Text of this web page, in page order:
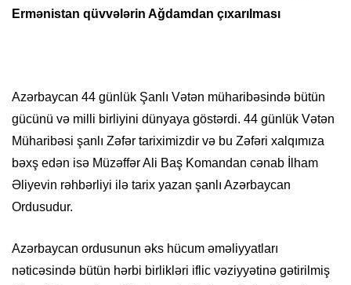
Ermənistan qüvvələrin Ağdamdan çıxarılması
Azərbaycan 44 günlük Şanlı Vətən müharibəsində bütün
gücünü və milli birliyini dünyaya göstərdi. 44 günlük Vətən
Müharibəsi şanlı Zəfər tariximizdir və bu Zəfəri xalqımıza
bəxş edən isə Müzəffər Ali Baş Komandan cənab İlham
Əliyevin rəhbərliyi ilə tarix yazan şanlı Azərbaycan
Ordusudur.
Azərbaycan ordusunun əks hücum əməliyyatları
nəticəsində bütün hərbi birlikləri iflic vəziyyətinə gətirilmiş